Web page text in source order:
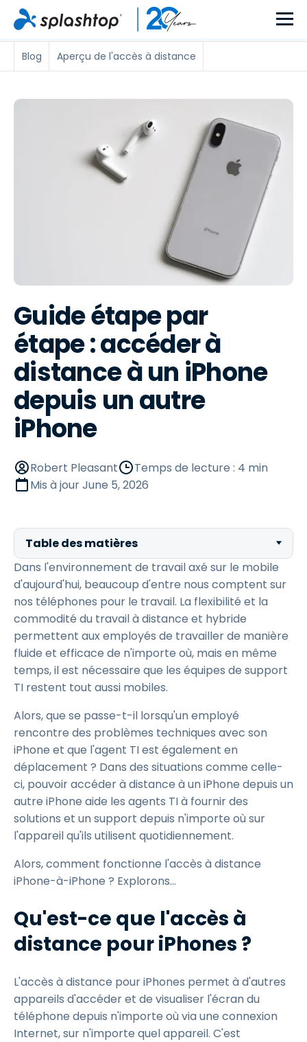
Blog Aperçu de l'accès à distance
Guide étape par
étape : accéder à
distance à un iPhone
depuis un autre
iPhone
Robert Pleasant
Temps de lecture : 4 min
Mis à jourJune 5, 2026
Table des matières
Dans l'environnement de travail axé sur le mobile
d'aujourd'hui, beaucoup d'entre nous comptent sur
nos téléphones pour le travail. La flexibilité et la
commodité du travail à distance et hybride
permettent aux employés de travailler de manière
fluide et efficace de n'importe où, mais en même
temps, il est nécessaire que les équipes de support
TI restent tout aussi mobiles.
Alors, que se passe-t-il lorsqu'un employé
rencontre des problèmes techniques avec son
iPhone et que l'agent TI est également en
déplacement ? Dans des situations comme celle-
ci, pouvoir accéder à distance à un iPhone depuis un
autre iPhone aide les agents TI à fournir des
solutions et un support depuis n'importe où sur
l'appareil qu'ils utilisent quotidiennement.
Alors, comment fonctionne l'accès à distance
iPhone-à-iPhone ? Explorons...
Qu'est-ce que l'accès à
distance pour iPhones ?
L'accès à distance pour iPhones permet à d'autres
appareils d'accéder et de visualiser l'écran du
téléphone depuis n'importe où via une connexion
Internet, sur n'importe quel appareil. C'est